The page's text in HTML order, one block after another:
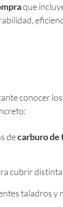
que
conocer
decarburo de
cubrir
taladros y